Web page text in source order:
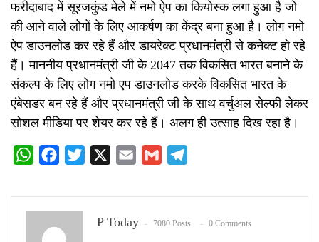
फरीदाबाद में सूरजकुंड मेले में नमो ऐप का कियोस्क लगा हुआ है जो
की आने वाले लोगों के लिए आकर्षण का केंद्र बना हुआ है। लोग नमो
ऐप डाउनलोड कर रहे हैं और डायरेक्ट प्रधानमंत्री से कनेक्ट हो रहे
हैं। माननीय प्रधानमंत्री जी के 2047 तक विकसित भारत बनाने के
संकल्प के लिए लोग नमो एप डाउनलोड करके विकसित भारत के
एंबेसडर बन रहे हैं और प्रधानमंत्री जी के साथ वर्चुअल सेल्फी लेकर
सोशल मीडिया पर शेयर कर रहे हैं। अलग ही उत्साह दिख रहा है।
WhatsAppFacebook
Twitter Email Gmail
P Today 7080 Posts 0 Comments